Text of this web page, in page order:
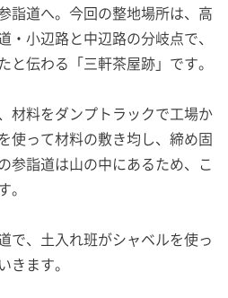
詣道へ。今回の整地場所は、高
小辺路と中辺路の分岐点で、
と伝わる「三軒茶屋跡」です。
材料をダンプトラックで工場か
使って材料の敷き均し、締め固
参詣道は山の中にあるため、こ
で、土入れ班がシャベルを使っ
きます。